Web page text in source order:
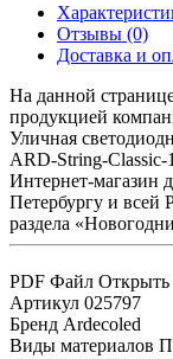
Отзывы (0)
Доставка и
На данной
продукцией
Уличная
ARD-String-Classic-
Интернет-магазин
Петербургу и всей
раздела
PDF Файл Открыть
Артикул 025797
Бренд Ardecoled
Виды материалов